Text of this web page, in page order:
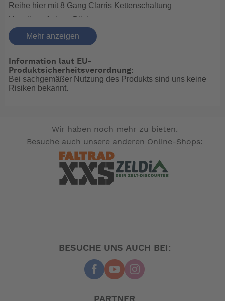
Reihe hier mit 8 Gang Clarris Kettenschaltung
Vorteile auf einen Blick:
1. Andros Vorbau- so kann man verschiedene
Sitzpositionen ohne Werkzeug in Sekunden ändern.
2.Gepäckträger(25kg) auch für Satteltaschen
seitlich(bei allen anderen Trägern kommt man sonst mit
der Hacke gegen die Satteltaschen)
5. Hohlkammerfelgen mit SAPIM Speichen und
Schwalbe Big Apple Markenreifen.
Dieses Rad ist für den täglichen Einsatz und für lange
beim Fahrrad ist das nicht anders. Als funktionelles
Mobilitäts-Tool wird das Link D8 zu Ihrem täglichen
Mehr anzeigen
Information laut EU-
Produktsicherheitsverordnung:
Bei sachgemäßer Nutzung des Produkts sind uns keine
Risiken bekannt.
Wir haben noch mehr zu bieten.
Besuche auch unsere anderen Online-Shops:
BESUCHE UNS AUCH BEI: